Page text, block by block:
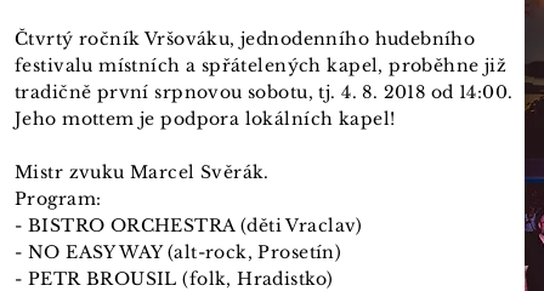
Čtvrtý ročník Vršováku, jednodenního hudebního
festivalu místních a spřátelených kapel, proběhne již
tradičně první srpnovou sobotu, tj. 4. 8. 2018 od 14:00.
Jeho mottem je podpora lokálních kapel!
Mistr zvuku Marcel Svěrák.
Program:
- BISTRO ORCHESTRA (děti Vraclav)
- NO EASY WAY (alt-rock, Prosetín)
- PETR BROUSIL (folk, Hradistko)